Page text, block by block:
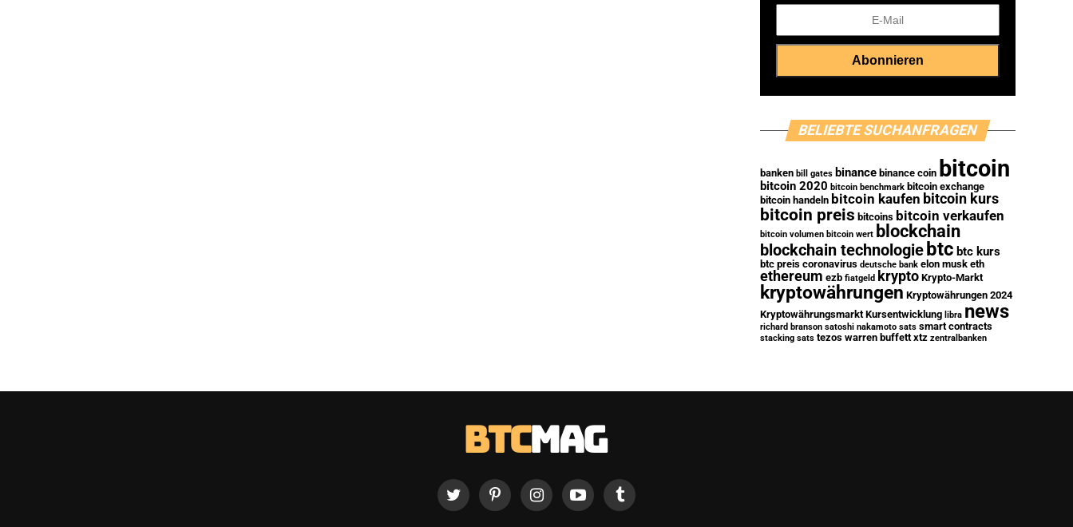
BELIEBTE SUCHANFRAGEN
banken bill gates binance binance coin bitcoin
bitcoin 2020 bitcoin benchmark bitcoin exchange
bitcoin handeln bitcoin kaufen bitcoin kurs
bitcoin preis bitcoins bitcoin verkaufen
bitcoin volumen bitcoin wert blockchain
blockchain technologie btc btc kurs
btc preis coronavirus deutsche bank elon musk eth
ethereum ezb fiatgeld krypto Krypto-Markt
kryptowährungen Kryptowährungen 2024
Kryptowährungsmarkt Kursentwicklung libra news
richard branson satoshi nakamoto sats smart contracts
stacking sats tezos warren buffett xtz zentralbanken